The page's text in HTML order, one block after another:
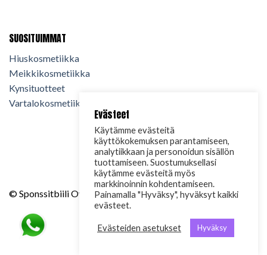
SUOSITUIMMAT
Hiuskosmetiikka
Meikkikosmetiikka
Kynsituotteet
Vartalokosmetiikka
© Sponssitbiili Oy. 2024. Kaikki oikeudet pidätetään.
Evästeet
Käytämme evästeitä
käyttökokemuksen parantamiseen,
analytiikkaan ja personoidun sisällön
tuottamiseen. Suostumuksellasi
käytämme evästeitä myös
markkinoinnin kohdentamiseen.
Painamalla "Hyväksy", hyväksyt kaikki
evästeet.
Evästeiden asetukset Hyväksy